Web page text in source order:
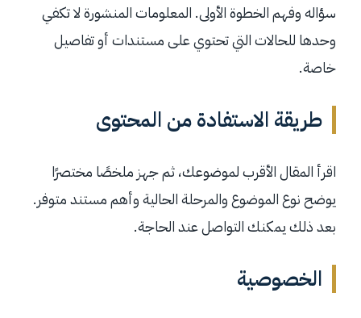
سؤاله وفهم الخطوة الأولى. المعلومات المنشورة لا تكفي
وحدها للحالات التي تحتوي على مستندات أو تفاصيل
خاصة.
طريقة الاستفادة من المحتوى
اقرأ المقال الأقرب لموضوعك، ثم جهز ملخصًا مختصرًا
يوضح نوع الموضوع والمرحلة الحالية وأهم مستند متوفر.
بعد ذلك يمكنك التواصل عند الحاجة.
الخصوصية